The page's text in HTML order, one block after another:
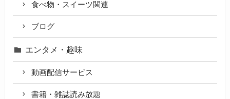
食べ物・スイーツ関連
ブログ
エンタメ・趣味
動画配信サービス
書籍・雑誌読み放題